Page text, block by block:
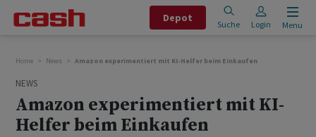
Depot
Suche Login Menu
Home News Amazon experimentiert mit KI-Helfer beim Einkaufen
NEWS
Amazon experimentiert mit KI-
Helfer beim Einkaufen